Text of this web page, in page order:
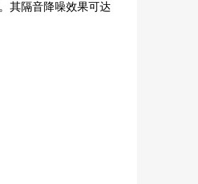
其隔音降噪效果可达